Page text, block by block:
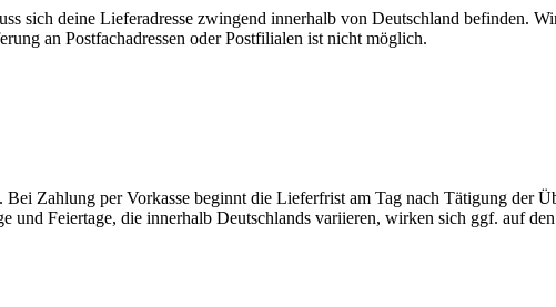
sich deine Lieferadresse zwingend innerhalb von Deutschland befinden.
an Postfachadressen oder Postfilialen ist nicht möglich.
Zahlung per Vorkasse beginnt die Lieferfrist am Tag nach Tätigung der
und Feiertage, die innerhalb Deutschlands variieren, wirken sich ggf. auf